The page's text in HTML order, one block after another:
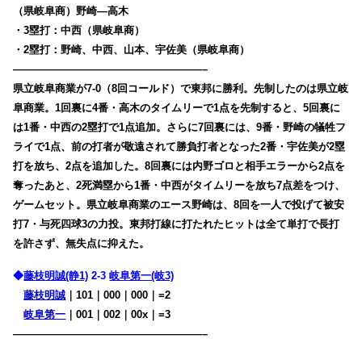
（県岐阜商）野崎―高木
・3塁打：中西（県岐阜商）
・2塁打：野崎、中西、山本、宇佐美（県岐阜商）
——————————————————–
県立岐阜商業が7-0（8回コールド）で東邦に勝利。先制したのは県立岐
阜商業。1回裏に4番・高木のタイムリーで1点を先制すると、5回裏に
は1番・中西の2塁打で1点追加。さらに7回裏には、9番・野崎の犠牲フ
ライで1点、前の打者が敬遠されて勝負打者となった2番・宇佐美が2塁
打を放ち、2点を追加した。8回裏には内野ゴロと相手エラーから2点を
奪ったあと、2死満塁から1番・中西がタイムリーを放ち7点差をつけ、
ゲームセット。県立岐阜商業のエース野崎は、8回を一人で投げて被安
打7・与死四球3の力投。東邦打線に打たれたヒットは全て単打で長打
を許さず、無失点に抑えた。
◆藤枝明誠(静1) 2-3岐阜第一(岐3)
藤枝明誠 ｜101｜000｜000｜=2
岐阜第一 ｜001｜002｜00x｜=3
——————————————————–